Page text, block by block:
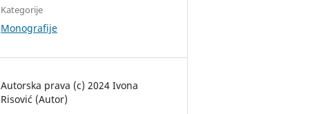
Kategorije
Monografije
Autorska prava (c) 2024 Ivona
Risović (Autor)